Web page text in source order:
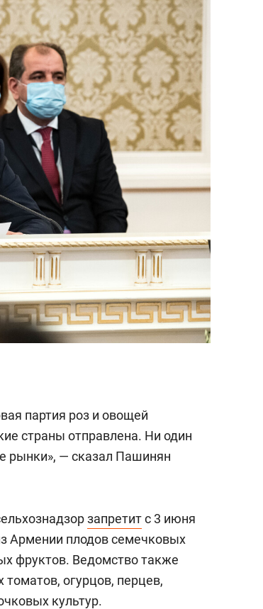
партия роз и овощей
страны отправлена. Ни один
рынки», — сказал Пашинян
запретитс 3 июня
Армении плодов семечковых
фруктов. Ведомство также
огурцов, перцев,
культур.
для меня это